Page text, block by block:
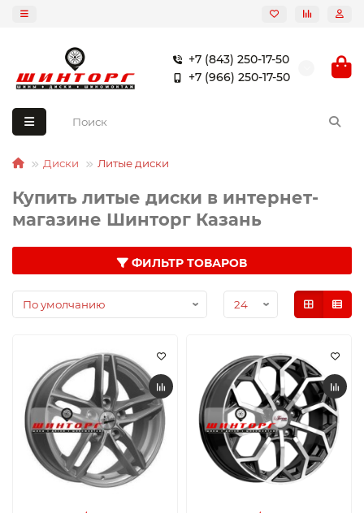
+7 (843) 250-17-50
+7 (966) 250-17-50
Диски Литые диски
Купить литые диски в интернет-
магазине Шинторг Казань
ФИЛЬТР ТОВАРОВ